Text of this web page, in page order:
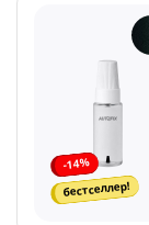
-14%
бестселлер!